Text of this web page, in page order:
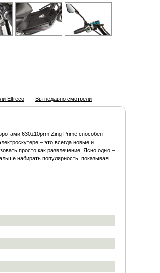
Eltreco Вы недавно смотрели
630±10prm Zing Prime способен
– это всегда новые и
просто как развлечение. Ясно одно –
набирать популярность, показывая